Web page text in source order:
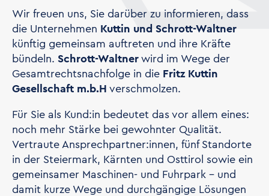
Wir freuen uns, Sie darüber zu informieren, dass
die Unternehmen Kuttin und Schrott-Waltner
künftig gemeinsam auftreten und ihre Kräfte
bündeln. Schrott-Waltnerwird im Wege der
Gesamtrechtsnachfolge in die Fritz Kuttin
Gesellschaft m.b.Hverschmolzen.
Für Sie als Kund:in bedeutet das vor allem eines:
noch mehr Stärke bei gewohnter Qualität.
Vertraute Ansprechpartner:innen, fünf Standorte
in der Steiermark, Kärnten und Osttirol sowie ein
gemeinsamer Maschinen- und Fuhrpark - und
damit kurze Wege und durchgängige Lösungen